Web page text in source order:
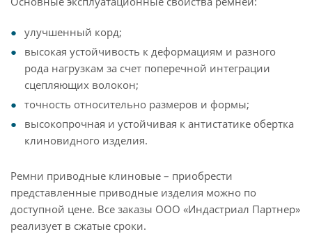
улучшенный корд;
высокая устойчивость к деформациям и разного
рода нагрузкам за счет поперечной интеграции
сцепляющих волокон;
точность относительно размеров и формы;
высокопрочная и устойчивая к антистатике обертка
клиновидного изделия.
Ремни приводные клиновые – приобрести
представленные приводные изделия можно по
доступной цене. Все заказы ООО «Индастриал Партнер»
реализует в сжатые сроки.